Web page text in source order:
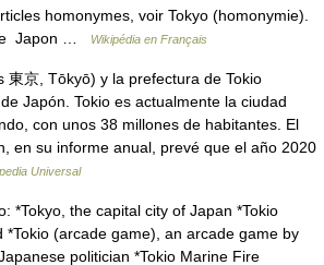
homonymes, voir Tokyo (homonymie).
Japon …
Wikipédia en Français
京, Tōkyō) y la prefectura de Tokio
Japón. Tokio es actualmente la ciudad
con unos 38 millones de habitantes. El
en su informe anual, prevé que el año 2020
Universal
*Tokyo, the capital city of Japan *Tokio
*Tokio (arcade game), an arcade game by
politician *Tokio Marine Fire